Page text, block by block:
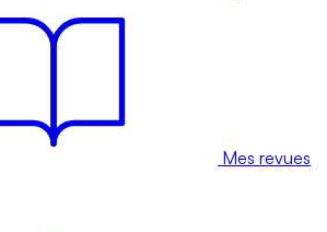
Mes revues